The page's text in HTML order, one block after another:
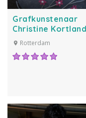
Grafkunstenaar
Christine Kortland
Rotterdam